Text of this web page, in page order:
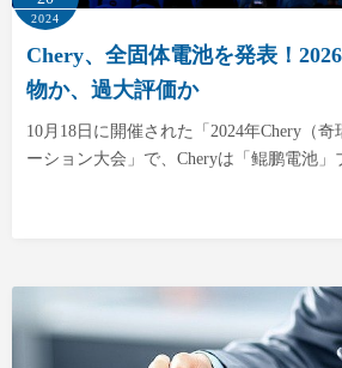
2024
Chery、全固体電池を発表！
物か、過大評価か
10月18日に開催された「2024年Chery（
ーション大会」で、Cheryは「鲲鹏電池